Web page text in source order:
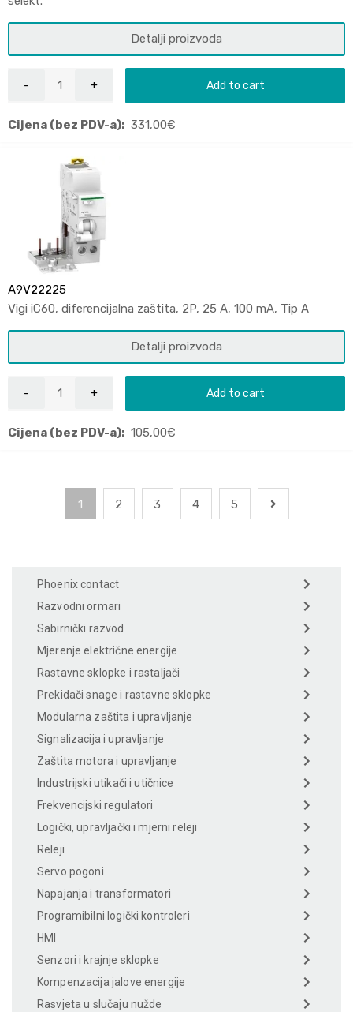
Detalji proizvoda
Add to cart
Cijena (bez PDV-a): 331,00€
A9V22225
Vigi iC60, diferencijalna zaštita, 2P, 25 A, 100 mA, Tip A
Detalji proizvoda
Add to cart
Cijena (bez PDV-a): 105,00€
1 2 3 4 5
Phoenix contact
Razvodni ormari
Sabirnički razvod
Mjerenje električne energije
Rastavne sklopke i rastaljači
Prekidači snage i rastavne sklopke
Modularna zaštita i upravljanje
Signalizacija i upravljanje
Zaštita motora i upravljanje
Industrijski utikači i utičnice
Frekvencijski regulatori
Logički, upravljački i mjerni releji
Releji
Servo pogoni
Napajanja i transformatori
Programibilni logički kontroleri
HMI
Senzori i krajnje sklopke
Kompenzacija jalove energije
Rasvjeta u slučaju nužde